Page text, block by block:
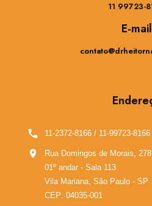
11 99723-
E-mail
11-2372-8166 / 11-99723-8166
Rua Domingos de Morais,
01º andar - Sala 113
Vila Mariana, São Paulo - SP
CEP: 04035-001